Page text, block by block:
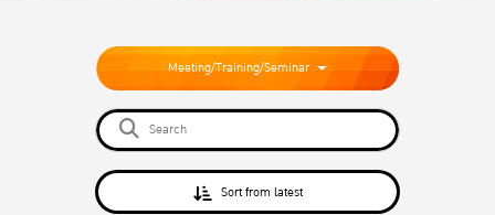
Meeting/Training/Seminar
Sort from latest